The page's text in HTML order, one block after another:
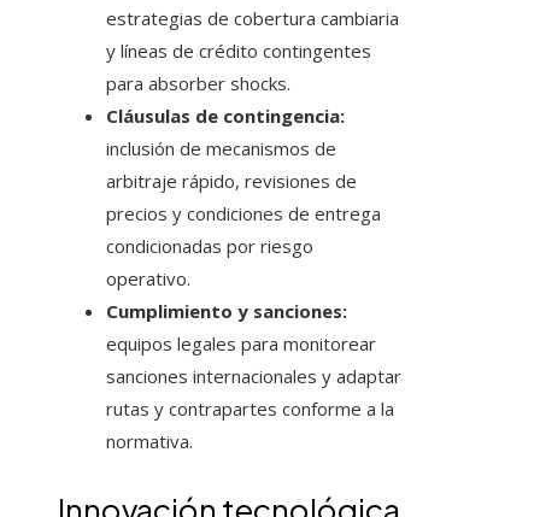
estrategias de cobertura cambiaria
y líneas de crédito contingentes
para absorber shocks.
Cláusulas de contingencia:
inclusión de mecanismos de
arbitraje rápido, revisiones de
precios y condiciones de entrega
condicionadas por riesgo
operativo.
Cumplimiento y sanciones:
equipos legales para monitorear
sanciones internacionales y adaptar
rutas y contrapartes conforme a la
normativa.